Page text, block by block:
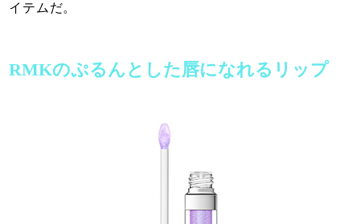
イテムだ。
RMKのぷるんとした唇になれるリップ